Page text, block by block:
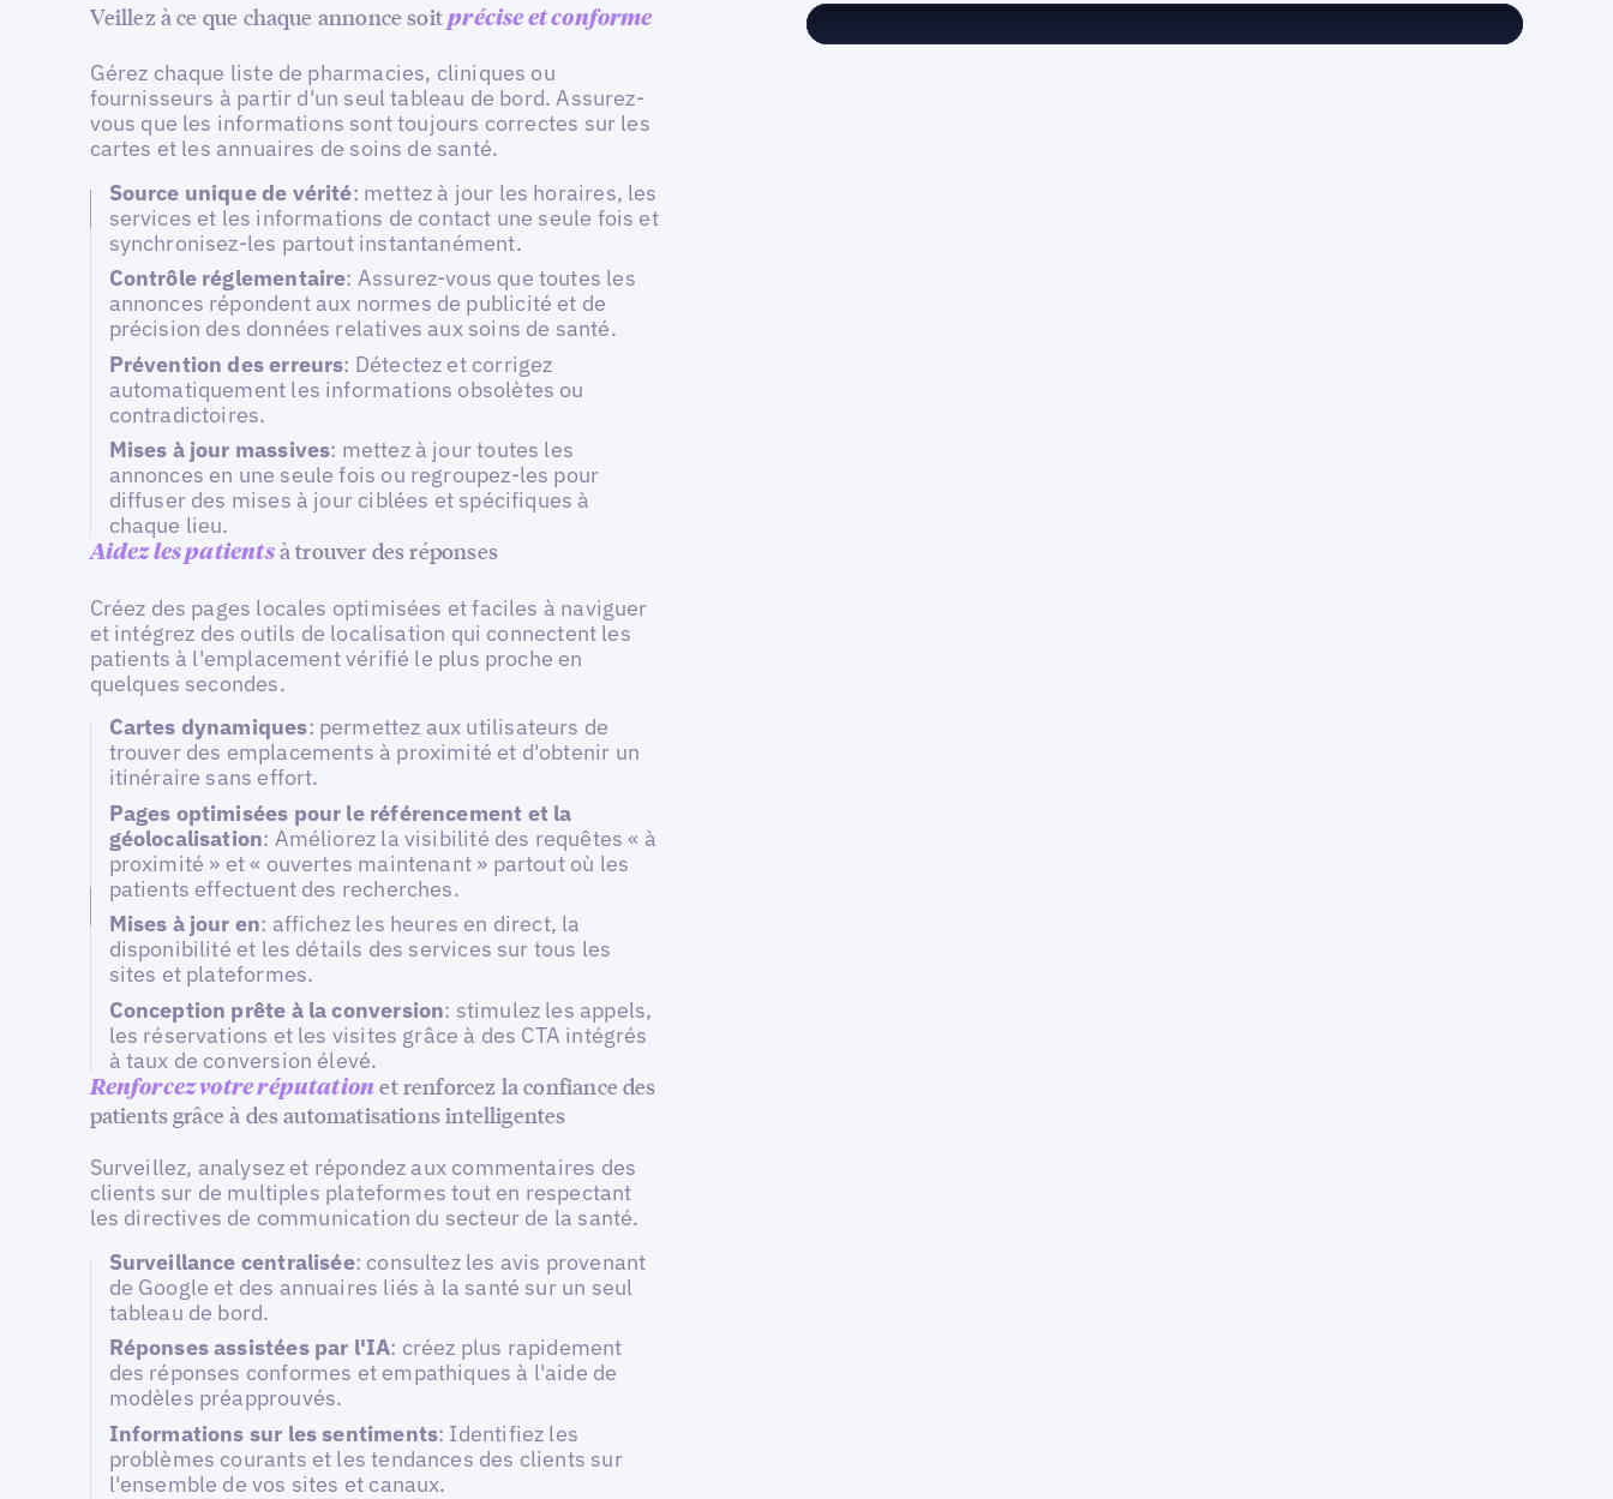
Veillez à ce que chaque annonce soitprécise et conforme
Gérez chaque liste de pharmacies, cliniques ou
fournisseurs à partir d'un seul tableau de bord. Assurez-
vous que les informations sont toujours correctes sur les
cartes et les annuaires de soins de santé.
Source unique de vérité: mettez à jour les horaires, les
services et les informations de contact une seule fois et
synchronisez-les partout instantanément.
Contrôle réglementaire: Assurez-vous que toutes les
annonces répondent aux normes de publicité et de
précision des données relatives aux soins de santé.
Prévention des erreurs: Détectez et corrigez
automatiquement les informations obsolètes ou
contradictoires.
Mises à jour massives: mettez à jour toutes les
annonces en une seule fois ou regroupez-les pour
diffuser des mises à jour ciblées et spécifiques à
chaque lieu.
Aidez les patientsà trouver des réponses
Créez des pages locales optimisées et faciles à naviguer
et intégrez des outils de localisation qui connectent les
patients à l'emplacement vérifié le plus proche en
quelques secondes.
Cartes dynamiques: permettez aux utilisateurs de
trouver des emplacements à proximité et d'obtenir un
itinéraire sans effort.
Pages optimisées pour le référencement et la
géolocalisation: Améliorez la visibilité des requêtes « à
proximité » et « ouvertes maintenant » partout où les
patients effectuent des recherches.
Mises à jour en: affichez les heures en direct, la
disponibilité et les détails des services sur tous les
sites et plateformes.
Conception prête à la conversion: stimulez les appels,
les réservations et les visites grâce à des CTA intégrés
à taux de conversion élevé.
Renforcez votre réputation et renforcez la confiance des
patients grâce à des automatisations intelligentes
Surveillez, analysez et répondez aux commentaires des
clients sur de multiples plateformes tout en respectant
les directives de communication du secteur de la santé.
Surveillance centralisée: consultez les avis provenant
de Google et des annuaires liés à la santé sur un seul
tableau de bord.
Réponses assistées par l'IA: créez plus rapidement
des réponses conformes et empathiques à l'aide de
modèles préapprouvés.
Informations sur les sentiments: Identifiez les
problèmes courants et les tendances des clients sur
l'ensemble de vos sites et canaux.